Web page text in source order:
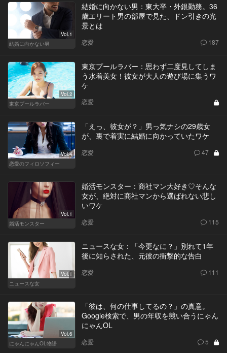
Vol.1
結婚に向かない男
結婚に向かない男：東大卒・外銀勤務。36
歳エリート男の部屋で見た、ドン引きの光
景とは
恋愛 187
Vol.2
東京プールラバー
東京プールラバー：思わず二度見してしま
う水着美女！彼女が大人の遊び場に集うワ
ケ
恋愛
Vol.4
恋愛のフィロソフィー
「えっ、彼女が？」男っ気ナシの29歳女
が、裏で着実に結婚に向かっていたワケ
恋愛 47
Vol.1
婚活モンスター
婚活モンスター：商社マン大好き♡そんな
女が、絶対に商社マンから選ばれない悲し
いワケ
恋愛 115
Vol.1
ニュースな女
ニュースな女：「今更なに？」別れて1年
後に知らされた、元彼の衝撃的な告白
恋愛 111
Vol.6
にゃんにゃんOL物語
「彼は、何の仕事してるの？」の真意。
Google検索で、男の年収を競い合うにゃん
にゃんOL
恋愛 5